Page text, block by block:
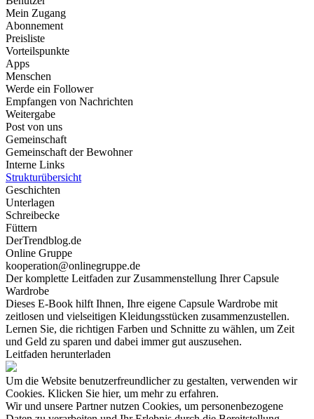
Mein Zugang
Abonnement
Preisliste
Vorteilspunkte
Apps
Menschen
Werde ein Follower
Empfangen von Nachrichten
Weitergabe
Post von uns
Gemeinschaft
Gemeinschaft der Bewohner
Interne Links
Strukturübersicht
Geschichten
Unterlagen
Schreibecke
Füttern
DerTrendblog.de
Online Gruppe
kooperation@onlinegruppe.de
Der komplette Leitfaden zur Zusammenstellung Ihrer Capsule
Wardrobe
Dieses E-Book hilft Ihnen, Ihre eigene Capsule Wardrobe mit
zeitlosen und vielseitigen Kleidungsstücken zusammenzustellen.
Lernen Sie, die richtigen Farben und Schnitte zu wählen, um Zeit
und Geld zu sparen und dabei immer gut auszusehen.
Leitfaden herunterladen
Um die Website benutzerfreundlicher zu gestalten, verwenden wir
Cookies. Klicken Sie hier, um mehr zu erfahren.
Wir und unsere Partner nutzen Cookies, um personenbezogene